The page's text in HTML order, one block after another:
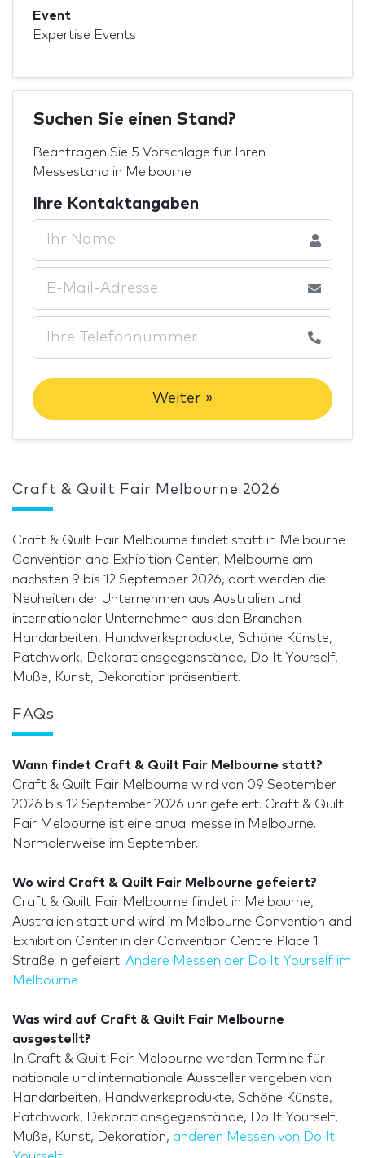
Event
Expertise Events
Suchen Sie einen Stand?
Beantragen Sie 5 Vorschläge für Ihren
Messestand in Melbourne
Ihre Kontaktangaben
Weiter »
Craft & Quilt Fair Melbourne 2026
Craft & Quilt Fair Melbourne findet statt in Melbourne
Convention and Exhibition Center, Melbourne am
nächsten 9 bis 12 September 2026, dort werden die
Neuheiten der Unternehmen aus Australien und
internationaler Unternehmen aus den Branchen
Handarbeiten, Handwerksprodukte, Schöne Künste,
Patchwork, Dekorationsgegenstände, Do It Yourself,
Muße, Kunst, Dekoration präsentiert.
FAQs
Wann findet Craft & Quilt Fair Melbourne statt?
Craft & Quilt Fair Melbourne wird von 09 September
2026 bis 12 September 2026 uhr gefeiert. Craft & Quilt
Fair Melbourne ist eine anual messe in Melbourne.
Normalerweise im September.
Wo wird Craft & Quilt Fair Melbourne gefeiert?
Craft & Quilt Fair Melbourne findet in Melbourne,
Australien statt und wird im Melbourne Convention and
Exhibition Center in der Convention Centre Place 1
Straße in gefeiert. Andere Messen der Do It Yourself im
Melbourne
Was wird auf Craft & Quilt Fair Melbourne
ausgestellt?
In Craft & Quilt Fair Melbourne werden Termine für
nationale und internationale Aussteller vergeben von
Handarbeiten, Handwerksprodukte, Schöne Künste,
Patchwork, Dekorationsgegenstände, Do It Yourself,
Muße, Kunst, Dekoration, anderen Messen von Do It